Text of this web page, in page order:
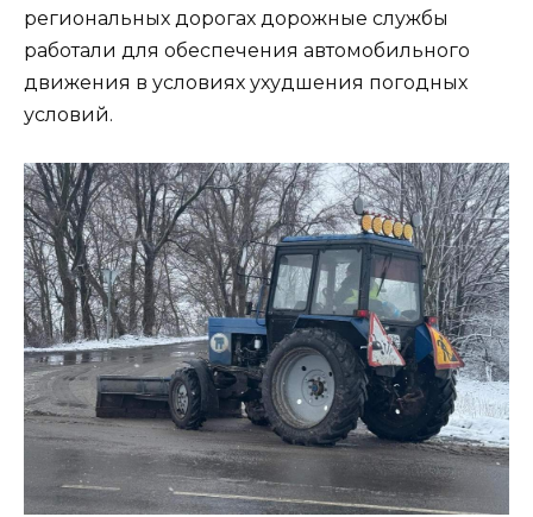
региональных дорогах дорожные службы
работали для обеспечения автомобильного
движения в условиях ухудшения погодных
условий.